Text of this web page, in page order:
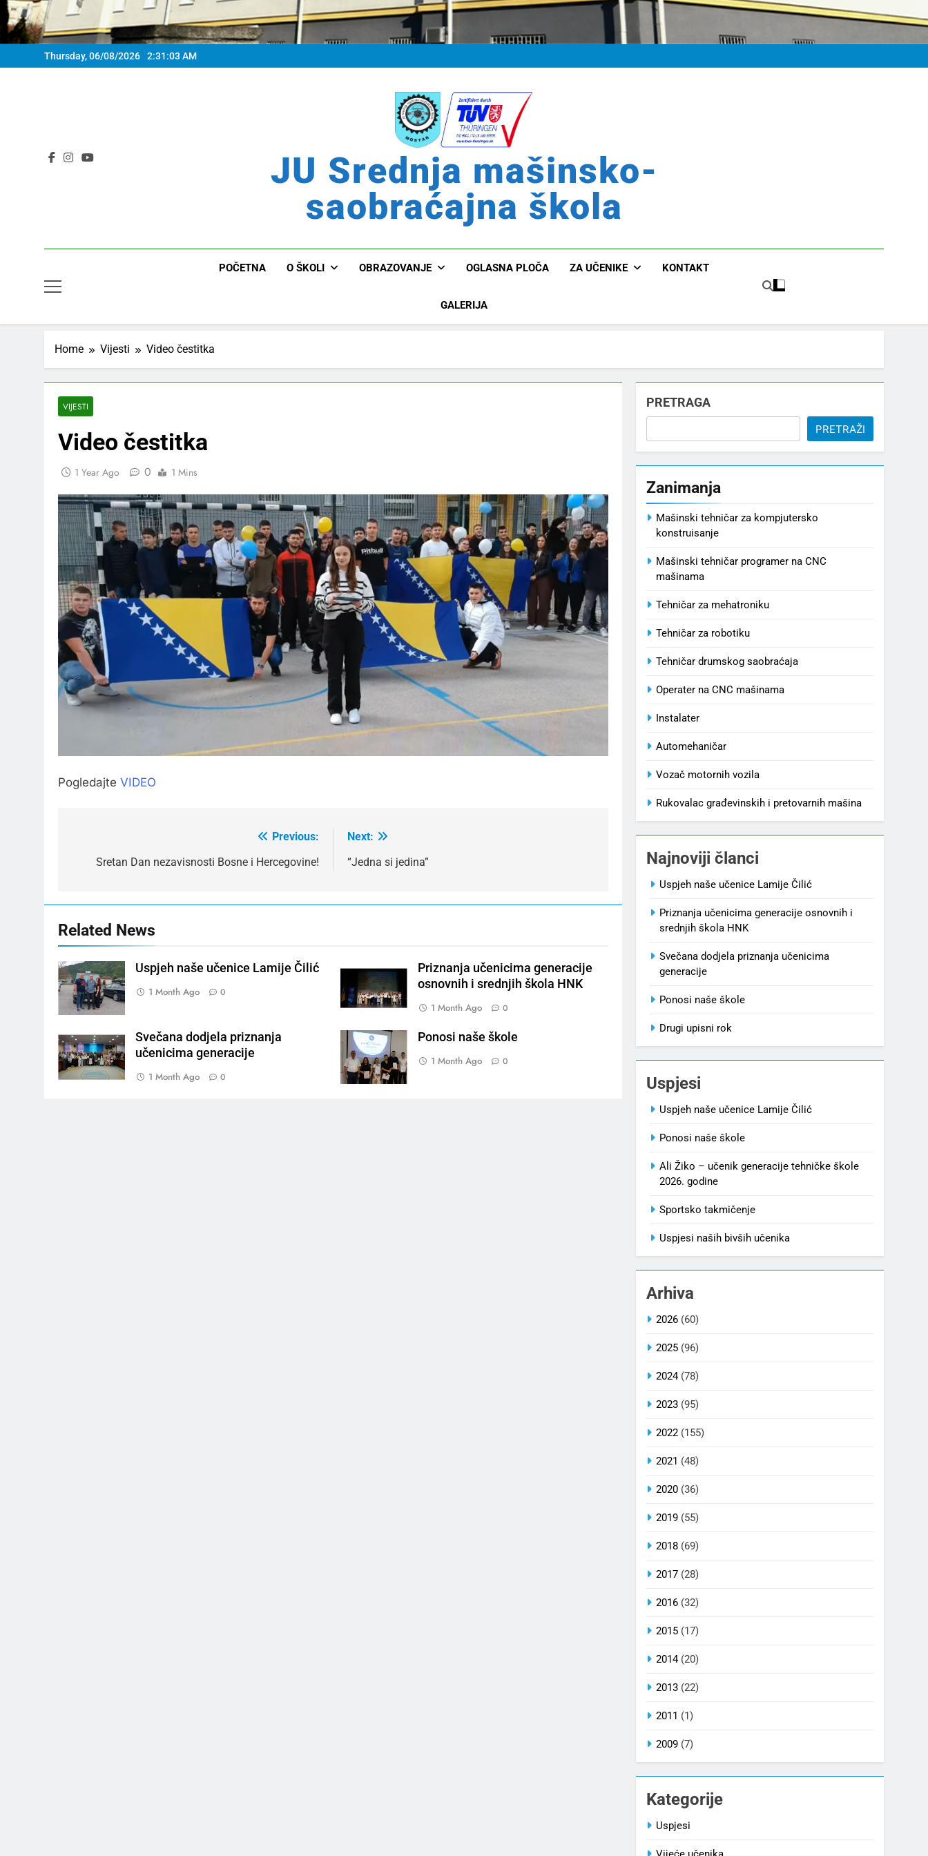
Thursday, 06/08/2026 2:31:04 AM
JU Srednja mašinsko-
saobraćajna škola
POČETNA O ŠKOLI OBRAZOVANJE OGLASNA PLOČA ZA UČENIKE KONTAKT
GALERIJA
Home Vijesti Video čestitka
VIJESTI
Video čestitka
1 Year Ago 0 1 Mins
Pogledajte VIDEO
navigation
Previous:
Sretan Dan nezavisnosti Bosne i Hercegovine!
Next:
“Jedna si jedina”
Related News
Uspjeh naše učenice Lamije Čilić
1 Month Ago 0
Priznanja učenicima generacije
osnovnih i srednjih škola HNK
1 Month Ago 0
Svečana dodjela priznanja
učenicima generacije
1 Month Ago 0
Ponosi naše škole
1 Month Ago 0
PRETRAGA
PRETRAŽI
Zanimanja
Mašinski tehničar za kompjutersko
konstruisanje
Mašinski tehničar programer na CNC
mašinama
Tehničar za mehatroniku
Tehničar za robotiku
Tehničar drumskog saobraćaja
Operater na CNC mašinama
Instalater
Automehaničar
Vozač motornih vozila
Rukovalac građevinskih i pretovarnih mašina
Najnoviji članci
Uspjeh naše učenice Lamije Čilić
Priznanja učenicima generacije osnovnih i
srednjih škola HNK
Svečana dodjela priznanja učenicima
generacije
Ponosi naše škole
Drugi upisni rok
Uspjesi
Uspjeh naše učenice Lamije Čilić
Ponosi naše škole
Ali Žiko – učenik generacije tehničke škole
2026. godine
Sportsko takmičenje
Uspjesi naših bivših učenika
Arhiva
2026 (60)
2025 (96)
2024(78)
2023 (95)
2022 (155)
2021 (48)
2020 (36)
2019 (55)
2018 (69)
2017 (28)
2016 (32)
2015 (17)
2014(20)
2013 (22)
2011 (1)
2009 (7)
Kategorije
Uspjesi